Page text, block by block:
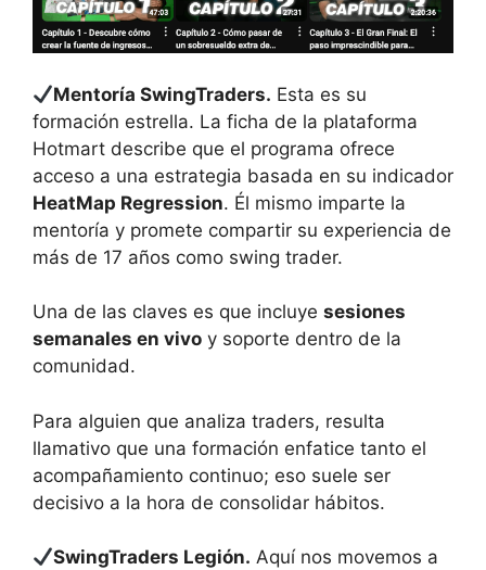
Mentoría SwingTraders. Esta es su
formación estrella. La ficha de la plataforma
Hotmart describe que el programa ofrece
acceso a una estrategia basada en su indicador
HeatMap Regression. Él mismo imparte la
mentoría y promete compartir su experiencia de
más de 17 años como swing trader.
Una de las claves es que incluye sesiones
semanales en vivo y soporte dentro de la
comunidad.
Para alguien que analiza traders, resulta
llamativo que una formación enfatice tanto el
acompañamiento continuo; eso suele ser
decisivo a la hora de consolidar hábitos.
SwingTraders Legión. Aquí nos movemos a